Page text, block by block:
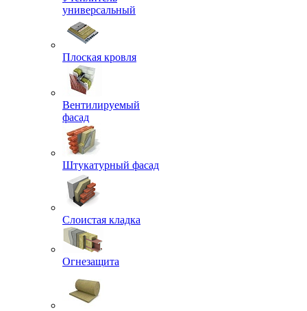
универсальный
Плоская кровля
Вентилируемый
фасад
Штукатурный фасад
Слоистая кладка
Огнезащита